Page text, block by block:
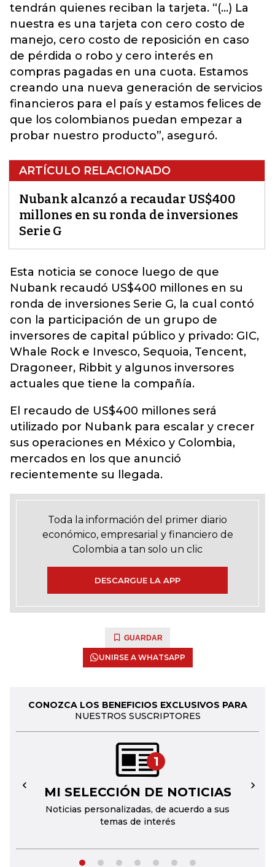
tendrán quienes reciban la tarjeta. “(...) La
nuestra es una tarjeta con cero costo de
manejo, cero costo de reposición en caso
de pérdida o robo y cero interés en
compras pagadas en una cuota. Estamos
creando una nueva generación de servicios
financieros para el país y estamos felices de
que los colombianos puedan empezar a
probar nuestro producto”, aseguró.
ARTÍCULO RELACIONADO
Nubank alcanzó a recaudar US$400
millones en su ronda de inversiones
Serie G
Esta noticia se conoce luego de que
Nubankrecaudó US$400 millones en su
ronda de inversiones Serie G, la cual contó
con la participación de un grupo de
inversores de capital público y privado: GIC,
Whale Rock e Invesco, Sequoia, Tencent,
Dragoneer, Ribbit y algunos inversores
actuales que tiene la compañía.
El recaudo de US$400 millones será
utilizado por Nubank para escalar y crecer
sus operaciones en México y Colombia,
mercados en los que anunció
recientemente su llegada.
Toda la información del primer diario
económico, empresarial y financiero de
Colombia a tan solo un clic
DESCARGUE LA APP
GUARDAR
UNIRSE A WHATSAPP
CONOZCA LOS BENEFICIOS EXCLUSIVOS PARA
NUESTROS SUSCRIPTORES
1
MI SELECCIÓN DE NOTICIAS
Noticias personalizadas, de acuerdo a sus
temas de interés
← →